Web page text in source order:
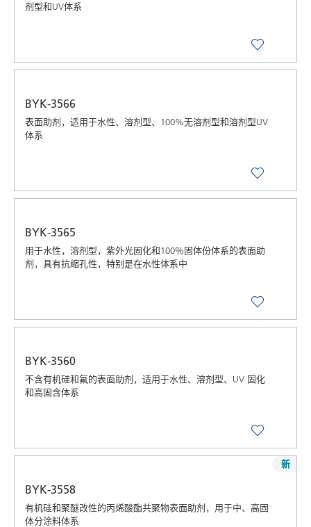
剂型和UV体系
BYK-3566
表面助剂，适用于水性、溶剂型、100%无溶剂型和溶剂型UV
体系
BYK-3565
用于水性，溶剂型，紫外光固化和100％固体份体系的表面助
剂，具有抗缩孔性，特别是在水性体系中
BYK-3560
不含有机硅和氟的表面助剂，适用于水性、溶剂型、UV 固化
和高固含体系
BYK-3558
有机硅和聚醚改性的丙烯酸酯共聚物表面助剂，用于中、高固
体分涂料体系
新